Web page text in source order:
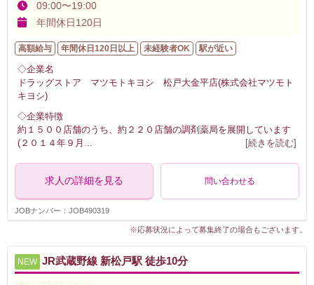
09:00〜19:00
年間休日120日
高額給与 年間休日120日以上 未経験者OK 駅が近い
◇企業名
ドラッグストア マツモトキヨシ 松戸大金平店(株式会社マツモト
キヨシ)
◇企業特徴
約１５００店舗のうち、約２２０店舗の調剤薬局を展開しています
(２０１４年９月
[続きを読む]
求人の詳細を見る 問い合わせる
JOBナンバー：JOB490319
※応募状況によって募集終了の場合もございます。
NEW JR武蔵野線 新松戸駅 徒歩10分